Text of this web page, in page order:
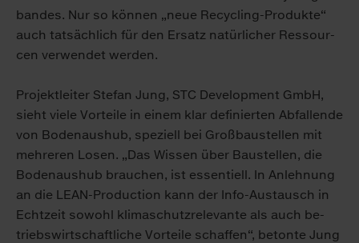
ban­des. Nur so kön­nen „neue Re­cy­cling-Pro­duk­te“
auch tat­säch­lich für den Er­satz na­tür­li­cher Res­sour­
cen ver­wen­det wer­den.
Pro­jekt­lei­ter Ste­fan Jung, STC De­ve­lop­ment GmbH,
sieht vie­le Vor­tei­le in ei­nem klar de­fi­nier­ten Ab­fal­len­de
von Bo­den­aus­hub, spe­zi­ell bei Groß­bau­stel­len mit
meh­re­ren Lo­sen. „Das Wis­sen über Bau­stel­len, die
Bo­den­aus­hub brau­chen, ist es­sen­ti­ell. In An­leh­nung
an die LEAN-Pro­duc­tion kann der In­fo-Aus­tausch in
Echt­zeit so­wohl kli­ma­schutz­re­le­van­te als auch be­
triebs­wirt­schaft­li­che Vor­tei­le schaf­fen“, be­ton­te Jung